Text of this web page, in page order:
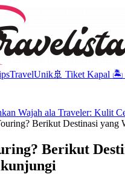
TravelUnik🚢 Tiket Kapal 🏝️
Wajah ala Traveler: Kulit
Berikut Destinasi yang
Berikut